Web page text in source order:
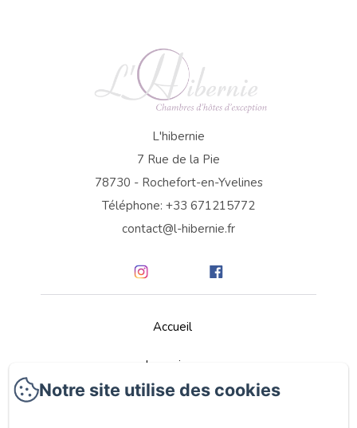
L'hibernie
7 Rue de la Pie
78730 - Rochefort-en-Yvelines
Téléphone: +33 671215772
contact@l-hibernie.fr
Accueil
La maison
Notre site utilise des cookies